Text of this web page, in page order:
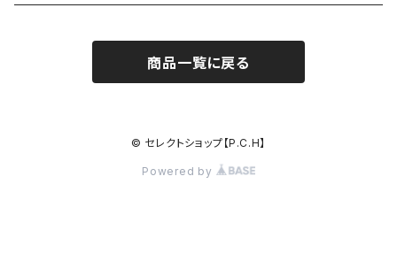
商品一覧に戻る
© セレクトショップ【P.C.H】
Powered by